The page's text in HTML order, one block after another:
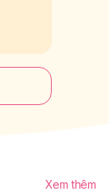
Xem thêm